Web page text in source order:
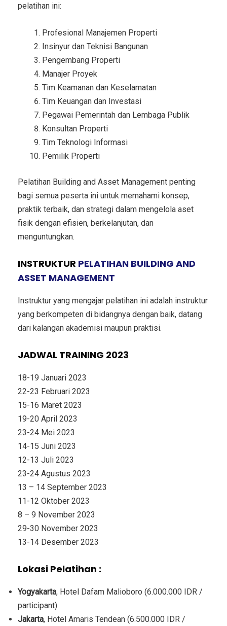
pelatihan ini:
Profesional Manajemen Properti
Insinyur dan Teknisi Bangunan
Pengembang Properti
Manajer Proyek
Tim Keamanan dan Keselamatan
Tim Keuangan dan Investasi
Pegawai Pemerintah dan Lembaga Publik
Konsultan Properti
Tim Teknologi Informasi
Pemilik Properti
Pelatihan Building and Asset Management penting
bagi semua peserta ini untuk memahami konsep,
praktik terbaik, dan strategi dalam mengelola aset
fisik dengan efisien, berkelanjutan, dan
menguntungkan.
INSTRUKTUR PELATIHAN BUILDING AND
ASSET MANAGEMENT
Instruktur yang mengajar pelatihan ini adalah instruktur
yang berkompeten di bidangnya dengan baik, datang
dari kalangan akademisi maupun praktisi.
JADWAL TRAINING 2023
18-19 Januari 2023
22-23 Februari 2023
15-16 Maret 2023
19-20 April 2023
23-24 Mei 2023
14-15 Juni 2023
12-13 Juli 2023
23-24 Agustus 2023
13 – 14 September 2023
11-12 Oktober 2023
8 – 9 November 2023
29-30 November 2023
13-14 Desember 2023
Lokasi Pelatihan :
Yogyakarta, Hotel Dafam Malioboro (6.000.000 IDR /
participant)
Jakarta, Hotel Amaris Tendean (6.500.000 IDR /